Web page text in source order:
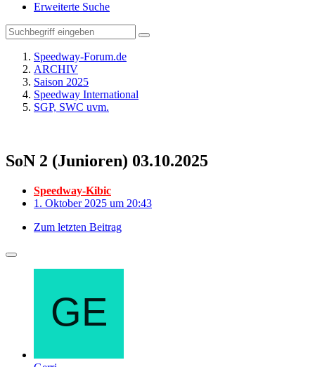
Erweiterte Suche
Speedway-Forum.de
ARCHIV
Saison 2025
Speedway International
SGP, SWC uvm.
SoN 2 (Junioren) 03.10.2025
Speedway-Kibic
1. Oktober 2025 um 20:43
Zum letzten Beitrag